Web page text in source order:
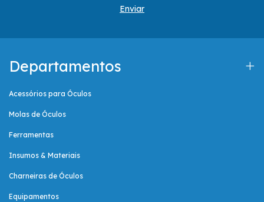
Departamentos
Acessórios para Óculos
Molas de Óculos
Ferramentas
Insumos & Materiais
Charneiras de Óculos
Equipamentos